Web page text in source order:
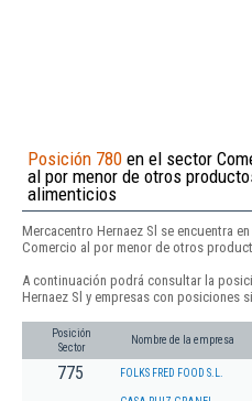
Posición 780 en el sector
al por menor de otros
alimenticios
Mercacentro Hernaez Sl se encuentra
Comercio al por menor de otros
A continuación podrá consultar la
Hernaez Sl y empresas con posiciones
Posición
Sector
Nombre de la empresa
775 FOLKS FRED FOOD S.L.